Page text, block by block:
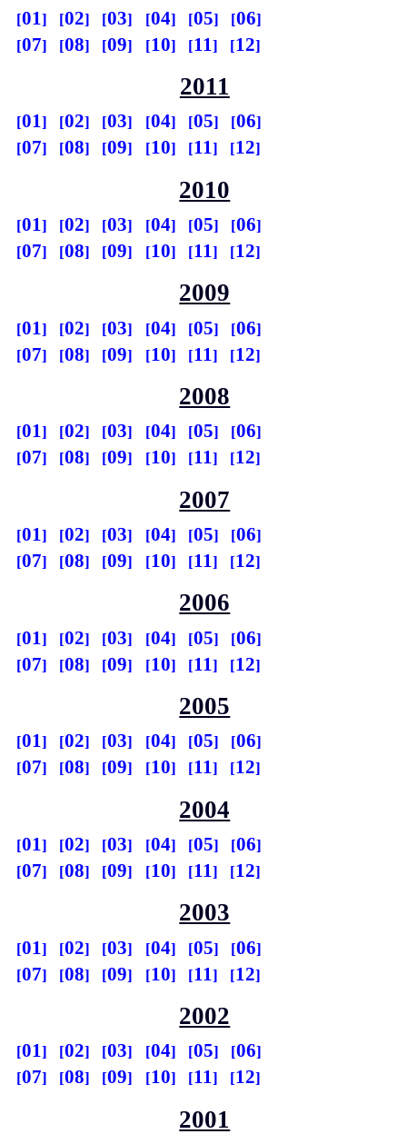
01 02 03 04 05
06
07
08 09 10 11 12
2011
01 02 03 04 05
06
07
08 09 10 11 12
2010
01 02 03 04 05
06
07
08 09 10 11 12
2009
01 02 03 04 05
06
07
08 09 10 11 12
2008
01 02 03 04 05
06
07
08 09 10 11 12
2007
01 02 03 04 05
06
07
08 09 10 11 12
2006
01 02 03 04 05
06
07
08 09 10 11 12
2005
01 02 03 04 05
06
07
08 09 10 11 12
2004
01 02 03 04 05
06
07
08 09 10 11 12
2003
01 02 03 04 05
06
07
08 09 10 11 12
2002
01 02 03 04 05
06
07
08 09 10 11 12
2001